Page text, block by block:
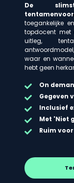
De
toegankelijke
topdocent met
uitleg,
waar en
hebt geen
On
Gegeven
Inclusief
Met 'Niet
Ruim